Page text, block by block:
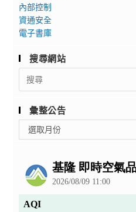
內部控制
資通安全
電子書庫
搜尋網站
Search
for:
彙整公告
整
選取月份